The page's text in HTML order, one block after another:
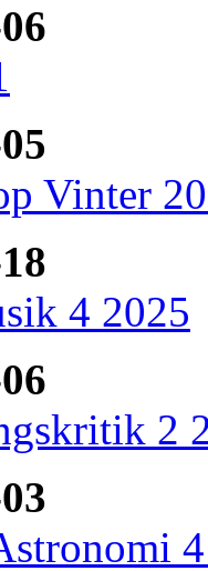
Vinter
4 2025
2